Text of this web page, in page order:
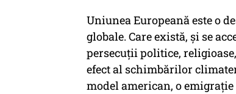
Uniunea Europeană este o
globale. Care există, și se
persecuții politice,
efect al schimbărilor
model american, o